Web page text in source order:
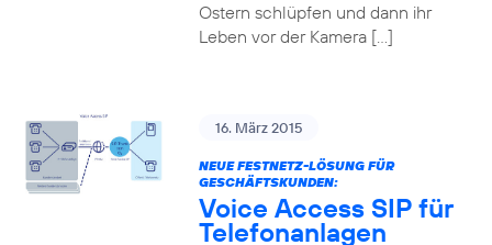
Ostern schlüpfen und dann ihr
Leben vor der Kamera […]
16. März 2015
NEUE FESTNETZ-LÖSUNG FÜR
GESCHÄFTSKUNDEN:
Voice Access SIP für
Telefonanlagen